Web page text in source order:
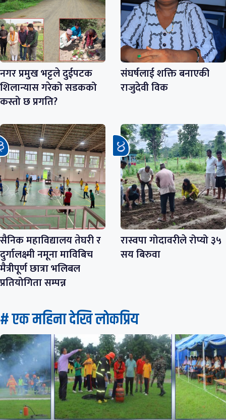
नगर प्रमुख भट्टले दुईपटक
शिलान्यास गरेको सडकको
कस्तो छ प्रगति?
संघर्षलाई शक्ति बनाएकी
राजुदेवी विक
सैनिक महाविद्यालय तेघरी र
दुर्गालक्ष्मी नमूना माविबिच
मैत्रीपूर्ण छात्रा भलिबल
प्रतियोगिता सम्पन्न
रास्वपा गोदावरीले रोप्यो ३५
सय बिरुवा
# एक महिना देखि लाेकप्रिय